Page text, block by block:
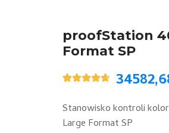
proofStation
Format SP
Oceniony
na
podstawie
3
ocen
Stanowisko kontroli
Large Format SP